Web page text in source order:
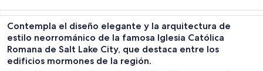
excursiones de
un día
historia
actividades al
aire libre
y
Contempla el diseño elegante y la arquitectura de
estilo neorrománico de la famosa Iglesia Católica
Romana de Salt Lake City, que destaca entre los
edificios mormones de la región.